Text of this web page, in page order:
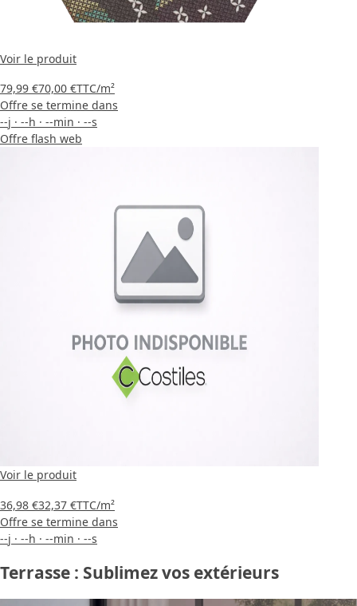
Voir le produit
79,99 €70,00 €TTC/m²
Offre se termine dans
--j · --h · --min · --s
Offre flash web
Voir le produit
36,98 €32,37 €TTC/m²
Offre se termine dans
--j · --h · --min · --s
Terrasse : Sublimez vos extérieurs